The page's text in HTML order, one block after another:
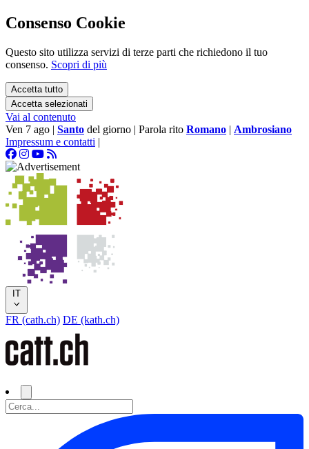
Consenso Cookie
Questo sito utilizza servizi di terze parti che richiedono il tuo
consenso. Scopri di più
Accetta tutto
Accetta selezionati
Vai al contenuto
Ven 7 ago | Santo del giorno | Parola rito Romano | Ambrosiano
Impressum e contatti |
IT
FR (cath.ch) DE (kath.ch)